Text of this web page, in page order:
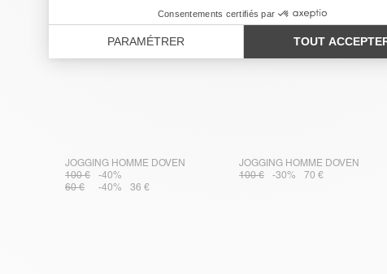
JOGGING HOMME DOVEN
100 €
-40%
60 €
-40% 36 €
JOGGING HOMME DOVEN
100 €
-30% 70 €